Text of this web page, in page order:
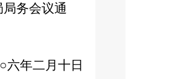
务会议通
六年二月十日